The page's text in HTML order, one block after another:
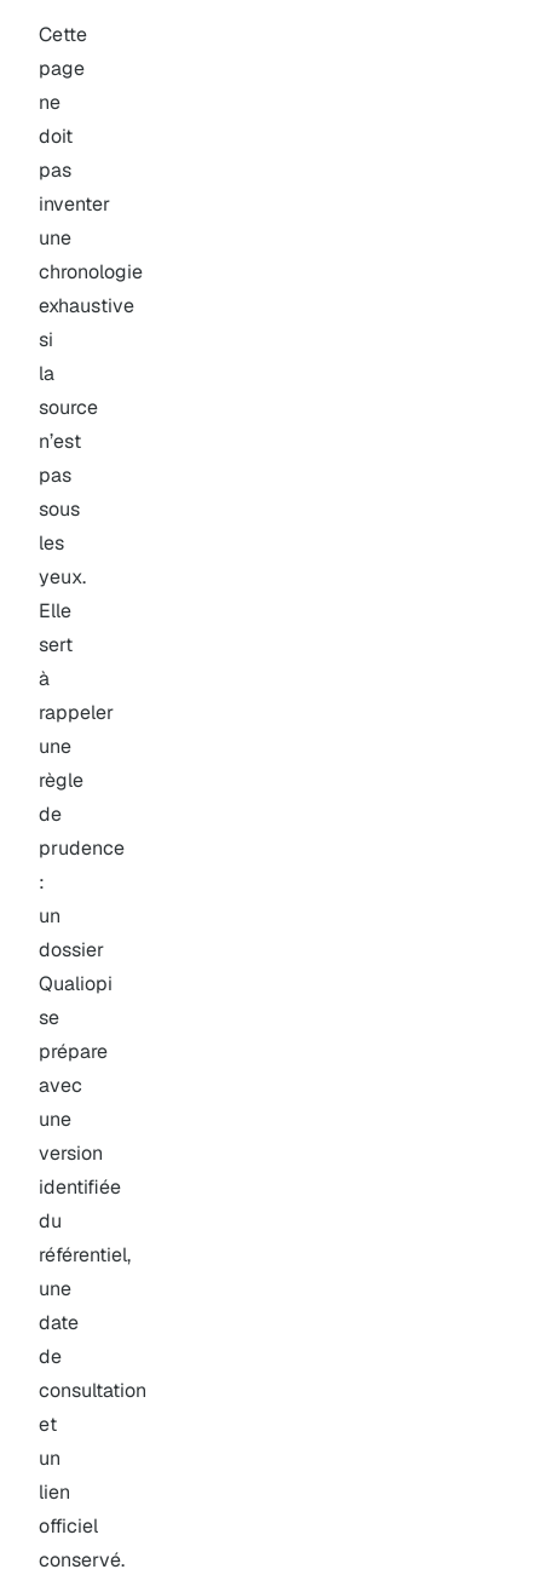
Cette
page
ne
doit
pas
inventer
une
chronologie
exhaustive
si
la
source
n’est
pas
sous
les
yeux.
Elle
sert
à
rappeler
une
règle
de
prudence
:
un
dossier
Qualiopi
se
prépare
avec
une
version
identifiée
du
référentiel,
une
date
de
consultation
et
un
lien
officiel
conservé.